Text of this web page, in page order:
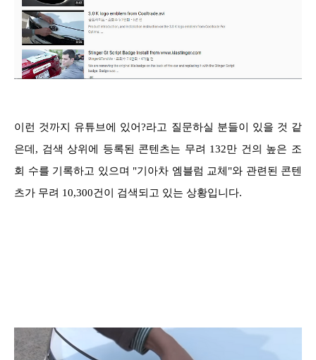
이런 것까지 유튜브에 있어?라고 질문하실 분들이 있을 것 같
은데, 검색 상위에 등록된 콘텐츠는 무려 132만 건의 높은 조
회 수를 기록하고 있으며 "기아차 엠블럼 교체"와 관련된 콘텐
츠가 무려 10,300건이 검색되고 있는 상황입니다.